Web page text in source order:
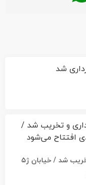
۳ باب مغازه محدوده پستک خریداری و تخریب شد / خیابان ژ۵